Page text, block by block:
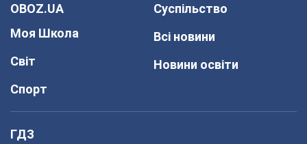
OBOZ.UA
Моя Школа
Світ
Спорт
Суспільство
Всі новини
Новини освіти
ГДЗ